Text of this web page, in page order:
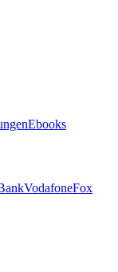
Ebooks
VodafoneFox